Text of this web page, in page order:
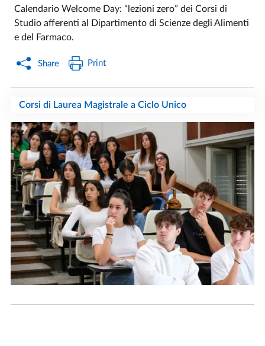
Calendario Welcome Day: “lezioni zero” dei Corsi di
Studio afferenti al Dipartimento di Scienze degli Alimenti
e del Farmaco.
Share Print
Corsi di Laurea Magistrale a Ciclo Unico